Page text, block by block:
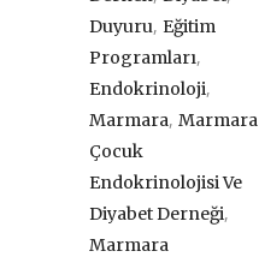
Duyuru, Eğitim
Programları,
Endokrinoloji,
Marmara, Marmara
Çocuk
Endokrinolojisi Ve
Diyabet Derneği,
Marmara